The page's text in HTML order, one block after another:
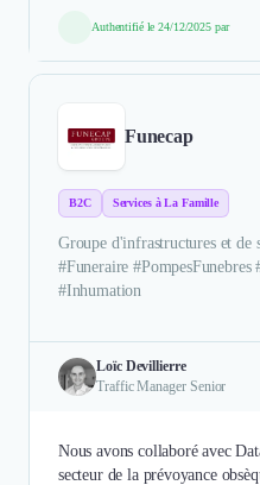
Authentifié le 24/12/2025 par
Funecap
B2C Services à La Famille
Groupe d'infrastructures et de
#Funeraire #PompesFunebres
#Inhumation
Loïc Devillierre
Traffic Manager Senior
Nous avons collaboré avec
secteur de la prévoyance